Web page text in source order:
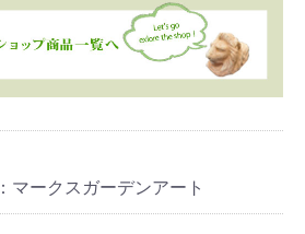
マークスガーデンアート